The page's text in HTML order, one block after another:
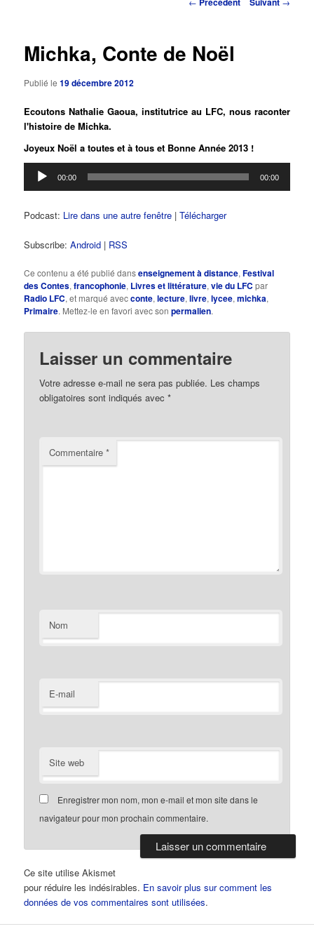
Michka, Conte de Noël
Publié le19 décembre 2012
Ecoutons Nathalie Gaoua, institutrice au LFC, nous raconter
l'histoire de Michka.
Joyeux Noël a toutes et à tous et Bonne Année 2013 !
Lecteur
audio
00:00 00:00
Podcast: Lire dans une autre fenêtre |Télécharger
Subscribe:Android | RSS
Ce contenu a été publié dansenseignement à distance,Festival
des Contes,francophonie, Livres et littérature,vie du LFC par
Radio LFC, et marqué avecconte,lecture,livre,lycee,michka,
Primaire. Mettez-le en favori avec sonpermalien.
Laisser un commentaire
Votre adresse e-mail ne sera pas publiée. Les champs
obligatoires sont indiqués avec*
Commentaire*
Nom
E-mail
Site web
Enregistrer mon nom, mon e-mail et mon site dans le
navigateur pour mon prochain commentaire.
Ce site utilise Akismet
pour réduire les indésirables. En savoir plus sur comment les
données de vos commentaires sont utilisées.